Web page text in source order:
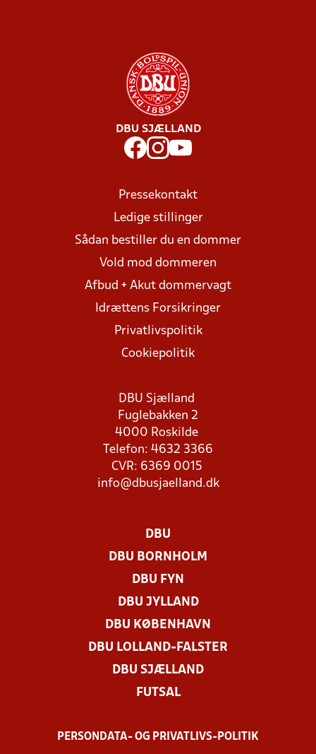
DBU SJÆLLAND
Pressekontakt
Ledige stillinger
Sådan bestiller du en dommer
Vold mod dommeren
Afbud + Akut dommervagt
Idrættens Forsikringer
Privatlivspolitik
Cookiepolitik
DBU Sjælland
Fuglebakken 2
4000 Roskilde
Telefon: 4632 3366
CVR: 6369 0015
info@dbusjaelland.dk
DBU
DBU BORNHOLM
DBU FYN
DBU JYLLAND
DBU KØBENHAVN
DBU LOLLAND-FALSTER
DBU SJÆLLAND
FUTSAL
PERSONDATA- OG PRIVATLIVS-POLITIK